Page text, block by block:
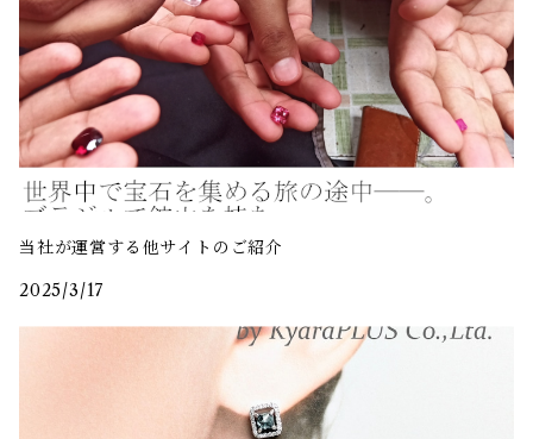
当社が運営する他サイトのご紹介
2025/3/17